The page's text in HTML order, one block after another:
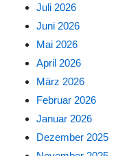
Juli 2026
Juni 2026
Mai 2026
April 2026
März 2026
Februar 2026
Januar 2026
Dezember 2025